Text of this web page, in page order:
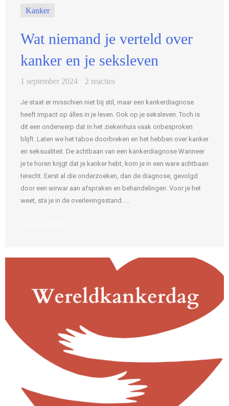
Kanker
Wat niemand je verteld over
kanker en je seksleven
1 september 2024 2 reacties
Je staat er misschien niet bij stil, maar een kankerdiagnose
heeft impact op álles in je leven. Ook op je seksleven. Toch is
dit een onderwerp dat in het ziekenhuis vaak onbesproken
blijft. Laten we het taboe doorbreken en het hebben over kanker
en seksualiteit. De achtbaan van een kankerdiagnose Wanneer
je te horen krijgt dat je kanker hebt, kom je in een ware achtbaan
terecht. Eerst al die onderzoeken, dan de diagnose, gevolgd
door een wirwar aan afspraken en behandelingen. Voor je het
weet, sta je in de overlevingsstand. ...